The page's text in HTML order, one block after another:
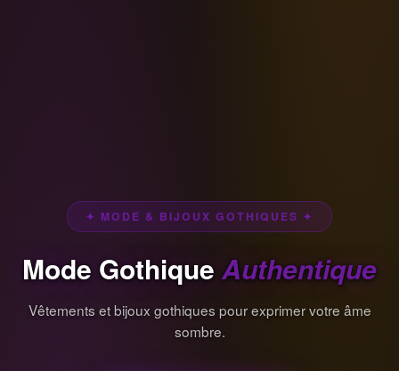
✦ MODE & BIJOUX GOTHIQUES ✦
Mode Gothique Authentique
Vêtements et bijoux gothiques pour exprimer votre âme
sombre.